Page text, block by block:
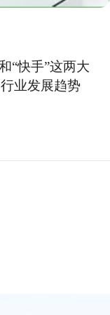
“快手”这两大
业发展趋势